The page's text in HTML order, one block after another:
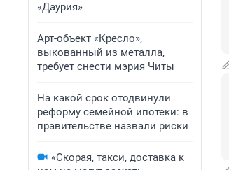
«Даурия»
Арт-объект «Кресло»,
выкованный из металла,
требует снести мэрия Читы
На какой срок отодвинули
реформу семейной ипотеки: в
правительстве назвали риски
«Скорая, такси, доставка к